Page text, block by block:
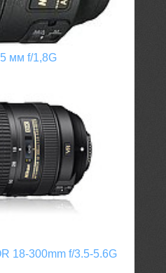
мм f/1,8G
18-300mm f/3.5-5.6G